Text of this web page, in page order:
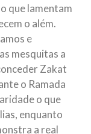
que lamentam
o além.
e
mesquitas a
Zakat
o Ramada
o que
enquanto
a real